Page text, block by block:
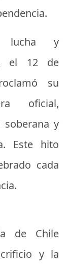
lucha y
el 12 de
su
oficial,
soberana y
Este hito
cada
de Chile
y la